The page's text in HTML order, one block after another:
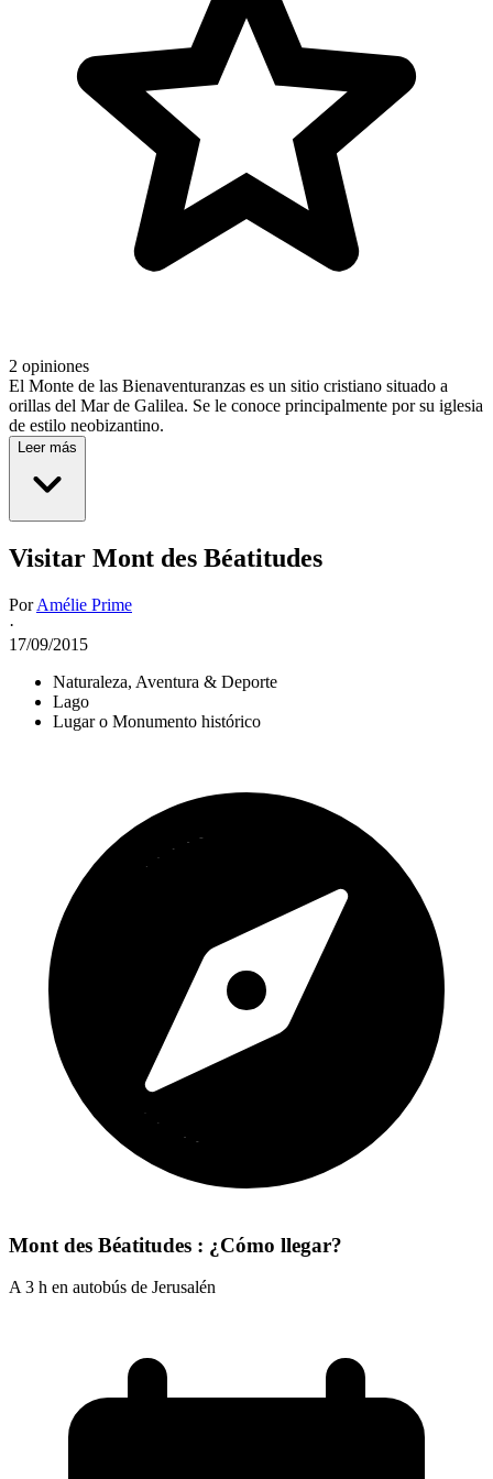
2 opiniones
El Monte de las Bienaventuranzas es un sitio cristiano situado a
orillas del Mar de Galilea. Se le conoce principalmente por su iglesia
de estilo neobizantino.
Leer más
Visitar Mont des Béatitudes
PorAmélie Prime
·
17/09/2015
Naturaleza, Aventura & Deporte
Lago
Lugar o Monumento histórico
Mont des Béatitudes : ¿Cómo llegar?
A 3 h en autobús de Jerusalén